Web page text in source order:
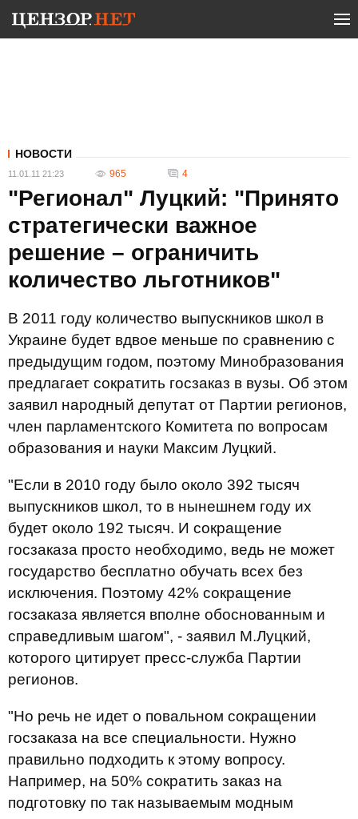
НОВОСТИ
11.01.11 21:23 965 4
"Регионал" Луцкий: "Принято
стратегически важное
решение – ограничить
количество льготников"
В 2011 году количество выпускников школ в
Украине будет вдвое меньше по сравнению с
предыдущим годом, поэтому Минобразования
предлагает сократить госзаказ в вузы. Об этом
заявил народный депутат от Партии регионов,
член парламентского Комитета по вопросам
образования и науки Максим Луцкий.
"Если в 2010 году было около 392 тысяч
выпускников школ, то в нынешнем году их
будет около 192 тысяч. И сокращение
госзаказа просто необходимо, ведь не может
государство бесплатно обучать всех без
исключения. Поэтому 42% сокращение
госзаказа является вполне обоснованным и
справедливым шагом", - заявил М.Луцкий,
которого цитирует пресс-служба Партии
регионов.
"Но речь не идет о повальном сокращении
госзаказа на все специальности. Нужно
правильно подходить к этому вопросу.
Например, на 50% сократить заказ на
подготовку по так называемым модным